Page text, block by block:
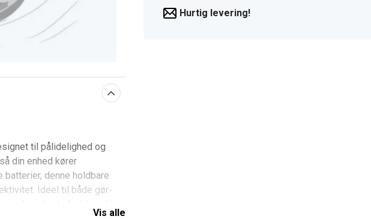
til pålidelighed og
din enhed kører
denne holdbare
Ideel til både gør-
Vis alle
Hurtig levering!